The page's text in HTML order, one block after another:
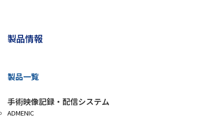
製品情報
製品一覧
手術映像記録・配信システム
ADMENIC